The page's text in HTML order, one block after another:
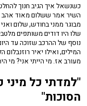
כשנשאל איך הגיב חנוך
השיר אמר ששלום מאוד אהב
מבוגר ממני בחודש, שלום
שלו היו דודים משותפים
נוסף של ההרכב שזוכה עד
המילים, ואילו יאיר
מעורב אז. מי הייתי אני? מי
"למדתי כל מיני
הסוכות"